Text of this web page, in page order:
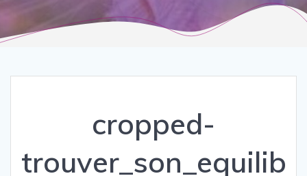
cropped-
trouver_son_equilib